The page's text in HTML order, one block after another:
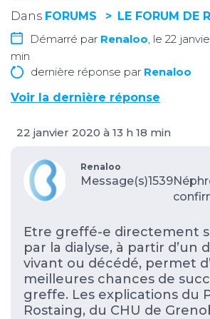
Dans FORUMS
LE FORUM DE
Démarré par Renaloo , le 22
min
dernière réponse par Renaloo
Voir la dernière réponse
22 janvier 2020 à 13 h 18 min
Renaloo
Message(s)1539
Etre greffé-e directement
par la dialyse, à partir d’un
vivant ou décédé, permet
meilleures chances de
greffe. Les explications du
Rostaing, du CHU de